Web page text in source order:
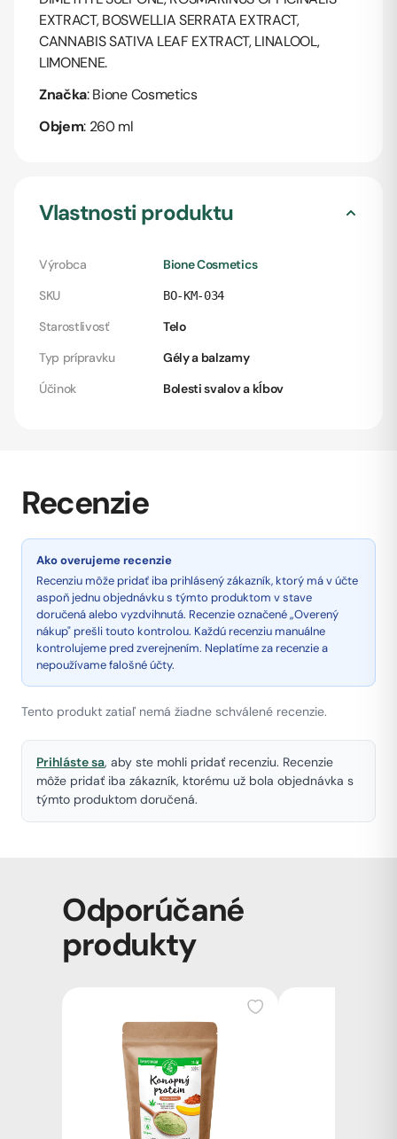
EXTRACT, BOSWELLIA SERRATA EXTRACT,
CANNABIS SATIVA LEAF EXTRACT, LINALOOL,
LIMONENE.
Značka: Bione Cosmetics
Objem: 260 ml
Vlastnosti produktu
Výrobca
Bione Cosmetics
SKU
BO-KM-034
Starostlivosť
Telo
Typ prípravku
Gély a balzamy
Účinok
Bolesti svalov a kĺbov
Recenzie
Ako overujeme recenzie
Recenziu môže pridať iba prihlásený zákazník, ktorý má v účte
aspoň jednu objednávku s týmto produktom v stave
doručená alebo vyzdvihnutá. Recenzie označené „Overený
nákup" prešli touto kontrolou. Každú recenziu manuálne
kontrolujeme pred zverejnením. Neplatíme za recenzie a
nepoužívame falošné účty.
Tento produkt zatiaľ nemá žiadne schválené recenzie.
Prihláste sa, aby ste mohli pridať recenziu. Recenzie
môže pridať iba zákazník, ktorému už bola objednávka s
týmto produktom doručená.
Odporúčané
produkty